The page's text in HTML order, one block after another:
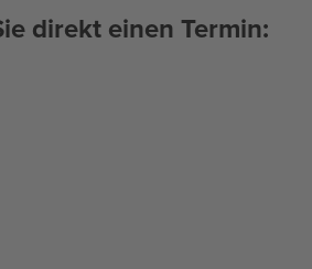
direkt einen Termin: